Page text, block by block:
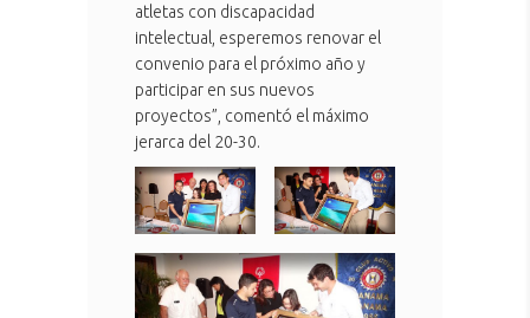
atletas con discapacidad
intelectual, esperemos renovar el
convenio para el próximo año y
participar en sus nuevos
proyectos”, comentó el máximo
jerarca del 20-30.